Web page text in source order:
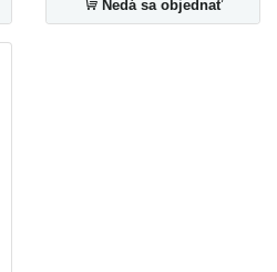
Nedá sa objednať